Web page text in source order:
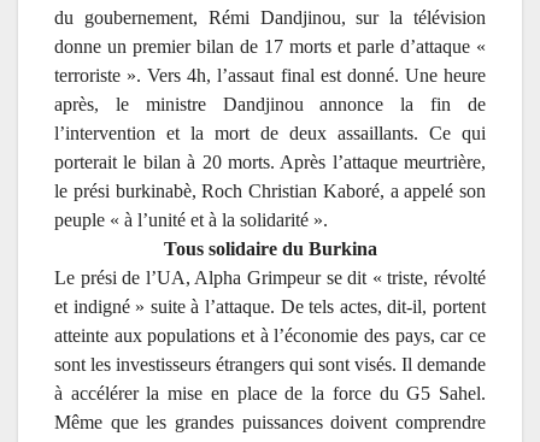
du goubernement, Rémi Dandjinou, sur la télévision
donne un premier bilan de 17 morts et parle d’attaque «
terroriste ». Vers 4h, l’assaut final est donné. Une heure
après, le ministre Dandjinou annonce la fin de
l’intervention et la mort de deux assaillants. Ce qui
porterait le bilan à 20 morts. Après l’attaque meurtrière,
le prési burkinabè, Roch Christian Kaboré, a appelé son
peuple « à l’unité et à la solidarité ».
Tous solidaire du Burkina
Le prési de l’UA, Alpha Grimpeur se dit « triste, révolté
et indigné » suite à l’attaque. De tels actes, dit-il, portent
atteinte aux populations et à l’économie des pays, car ce
sont les investisseurs étrangers qui sont visés. Il demande
à accélérer la mise en place de la force du G5 Sahel.
Même que les grandes puissances doivent comprendre